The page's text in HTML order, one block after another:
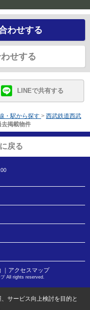
わせする
せする
LINEで共有する
・駅から探す > 西武鉄道西武
去掲載物件
戻る
｜アクセスマップ
All rights reserved.
サービス向上検討を目的と